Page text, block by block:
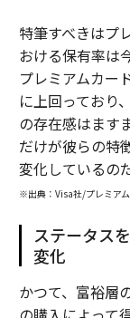
特筆すべきはプ
おける保有率は
プレミアムカー
に上回っており
の存在感はます
だけが彼らの特
変化しているの
※出典：Visa社/プレミア
ステータス
変化
かつて、富裕層